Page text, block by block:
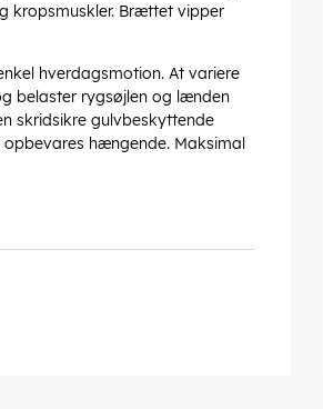
kropsmuskler. Brættet vipper
hverdagsmotion. At variere
belaster rygsøjlen og lænden
skridsikre gulvbeskyttende
hængende. Maksimal